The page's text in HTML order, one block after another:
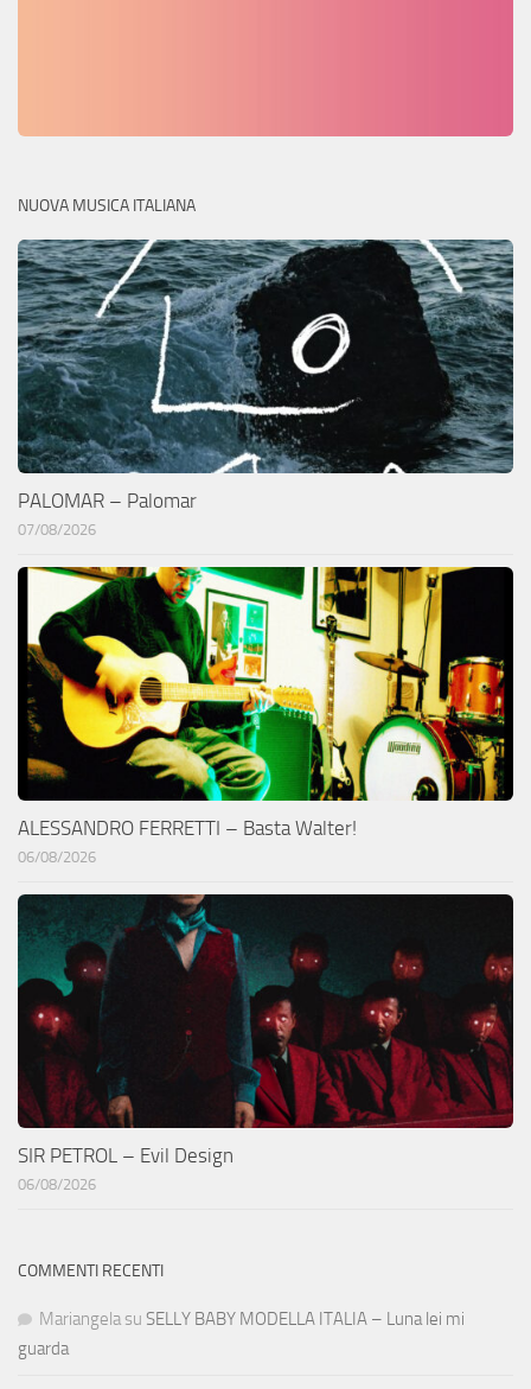
NUOVA MUSICA ITALIANA
PALOMAR – Palomar
07/08/2026
ALESSANDRO FERRETTI – Basta Walter!
06/08/2026
SIR PETROL – Evil Design
06/08/2026
COMMENTI RECENTI
Mariangela su SELLY BABY MODELLA ITALIA – Luna lei mi
guarda